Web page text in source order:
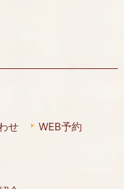
せ WEB予約